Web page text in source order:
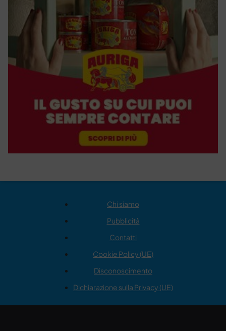
Chi siamo
Pubblicità
Contatti
Cookie Policy (UE)
Disconoscimento
Dichiarazione sulla Privacy (UE)